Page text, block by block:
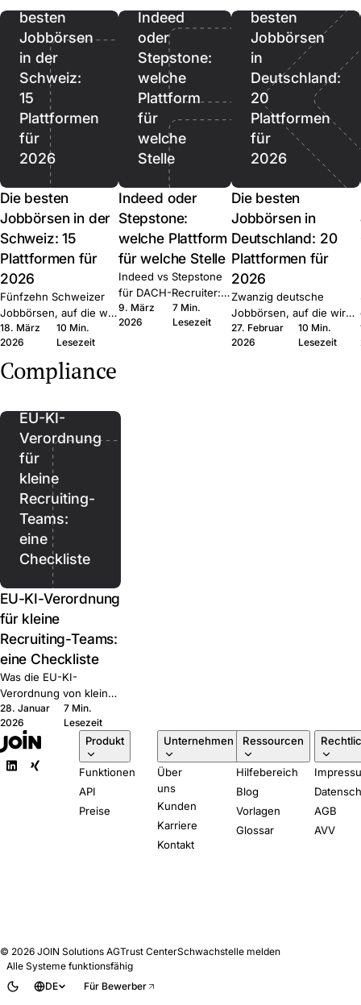
besten
Jobbörsen
in der
Schweiz:
15
Plattformen
für
2026
Die besten
Jobbörsen in der
Schweiz: 15
Plattformen für
2026
Fünfzehn Schweizer
Jobbörsen, auf die wir
bei Join multiposten.
Generalisten, Tech,
Regional, Healthcare,
Executive. Was jede
kombinieren.
18. März
2026
10 Min.
Lesezeit
Indeed
oder
Stepstone:
welche
Plattform
für
welche
Stelle
Indeed oder
Stepstone:
welche Plattform
für welche Stelle
Indeed vs Stepstone
für DACH-Recruiter:
wo welche Plattform
gewinnt, der Quick-
9. März
2026
7 Min.
Lesezeit
besten
Jobbörsen
in
Deutschland:
20
Plattformen
für
2026
Die besten
Jobbörsen in
Deutschland: 20
Plattformen für
2026
Zwanzig deutsche
Jobbörsen, auf die wir
bei Join multiposten.
Generalisten, Tech, Start-
27. Februar
2026
10 Min.
Lesezeit
Compliance
EU-KI-
Verordnung
für
kleine
Recruiting-
Teams:
eine
Checkliste
EU-KI-Verordnung
für kleine
Recruiting-Teams:
eine Checkliste
Was die EU-KI-
Verordnung von kleinen
HR-Teams tatsächlich
verlangt, in klarer
Sprache. Fünf Fragen,
die Sie jedem ATS-
Anbieter stellen sollten.
28. Januar
2026
7 Min.
Lesezeit
Produkt
Funktionen
API
Preise
Unternehmen
Über
uns
Kunden
Karriere
Kontakt
Ressourcen
Hilfebereich
Blog
Vorlagen
Glossar
AGB
AVV
© 2026 JOIN Solutions AGTrust CenterSchwachstelle melden
Alle Systeme funktionsfähig
DE
Für Bewerber